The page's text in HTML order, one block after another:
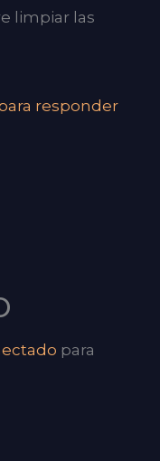
limpiar las
responder
para